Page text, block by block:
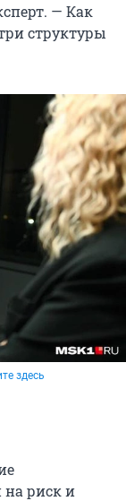
— Как
структуры
здесь
риск и